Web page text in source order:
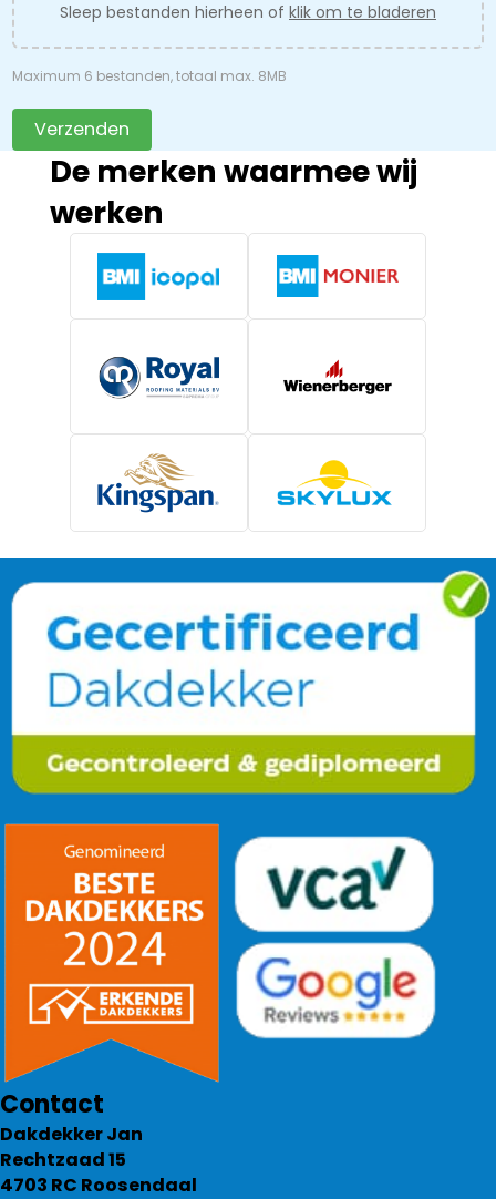
Sleep bestanden hierheen of klik om te bladeren
Maximum 6 bestanden, totaal max. 8MB
Verzenden
De merken waarmee wij
werken
Contact
Dakdekker Jan
Rechtzaad 15
4703 RC Roosendaal